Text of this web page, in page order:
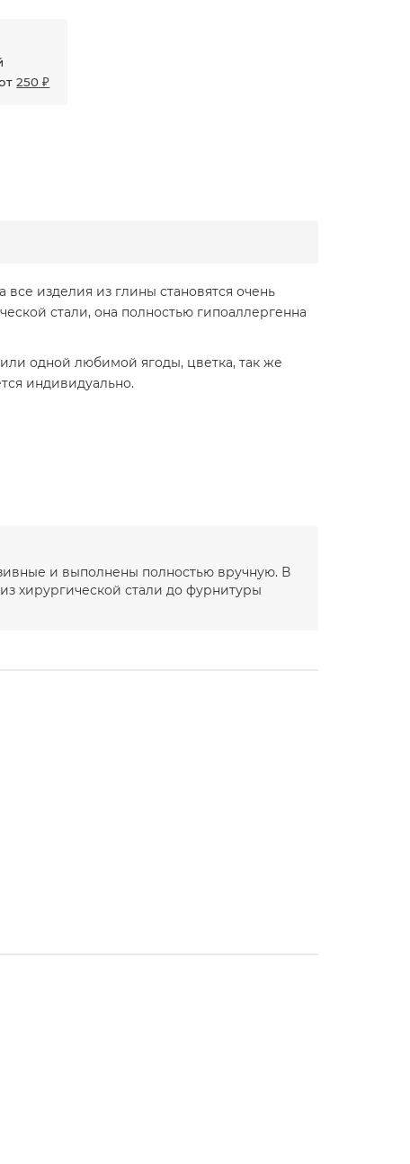
250 ₽
изделия из глины становятся очень
стали, она полностью гипоаллергенна
одной любимой ягоды, цветка, так же
индивидуально.
и выполнены полностью вручную. В
хирургической стали до фурнитуры